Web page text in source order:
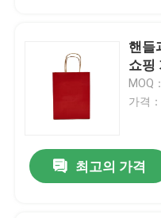
핸들
쇼핑
MOQ
가격
최고의 가격